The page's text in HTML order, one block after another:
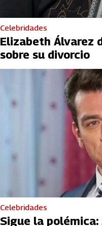
Celebridades
Elizabeth Álvarez
sobre su divorcio
Celebridades
Sigue la